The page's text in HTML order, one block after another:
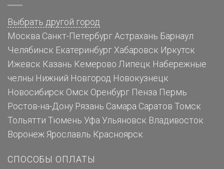
Выбрать другой город
Москва Санкт-Петербург Астрахань Барнаул
Челябинск Екатеринбург Хабаровск Иркутск
Ижевск Казань Кемерово Липецк Набережные
челны Нижний Новгород Новокузнецк
Новосибирск Омск Оренбург Пенза Пермь
Ростов-на-Дону Рязань Самара Саратов Томск
Тольятти Тюмень Уфа Ульяновск Владивосток
Воронеж Ярославль Красноярск
СПОСОБЫ ОПЛАТЫ